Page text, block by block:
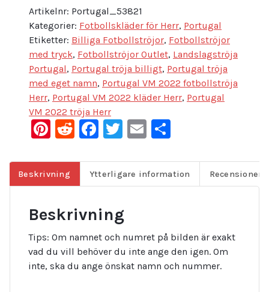
Artikelnr: Portugal_53821
Kategorier: Fotbollskläder för Herr, Portugal
Etiketter: Billiga Fotbollströjor, Fotbollströjor
med tryck, Fotbollströjor Outlet, Landslagströja
Portugal, Portugal tröja billigt, Portugal tröja
med eget namn, Portugal VM 2022 fotbollströja
Herr, Portugal VM 2022 kläder Herr, Portugal
VM 2022 tröja Herr
Pinterest
Reddit
Facebook
Twitter
Email
Beskrivning Ytterligare information Recensioner
Beskrivning
Tips: Om namnet och numret på bilden är exakt
vad du vill behöver du inte ange den igen. Om
inte, ska du ange önskat namn och nummer.